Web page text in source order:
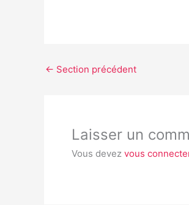
← Section précédent
Laisser un
Vous devez vous